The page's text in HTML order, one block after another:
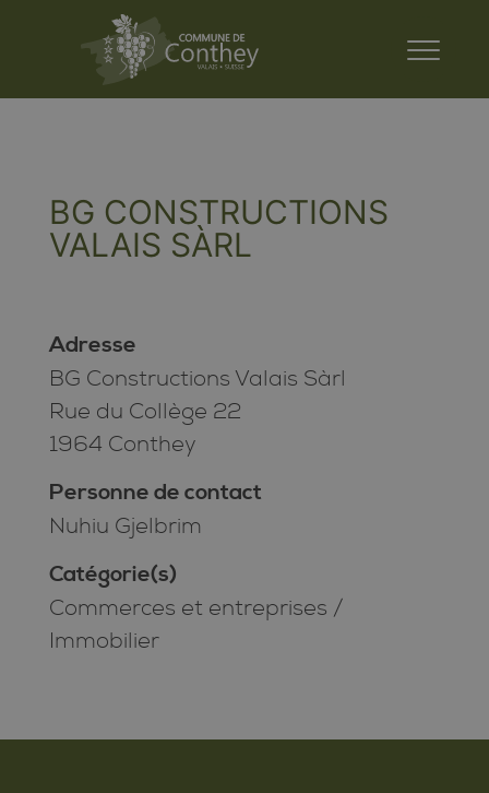
BG CONSTRUCTIONS
VALAIS SÀRL
Adresse
BG Constructions Valais Sàrl
Rue du Collège 22
1964 Conthey
Personne de contact
Nuhiu Gjelbrim
Catégorie(s)
Commerces et entreprises /
Immobilier